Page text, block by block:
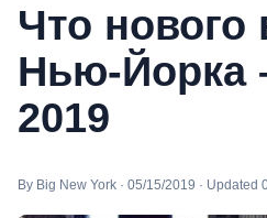
Что нового
Нью-Йорка
2019
By Big New York · 05/15/2019 · Updated